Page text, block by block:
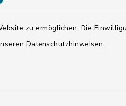
zu ermöglichen. Die
Datenschutzhinweisen.
DE92